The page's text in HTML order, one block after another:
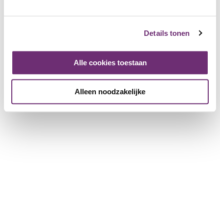
Details tonen
Alle cookies toestaan
Alleen noodzakelijke
Gift voucher
Press
Operation of beach baths
For partner companies
Register a company